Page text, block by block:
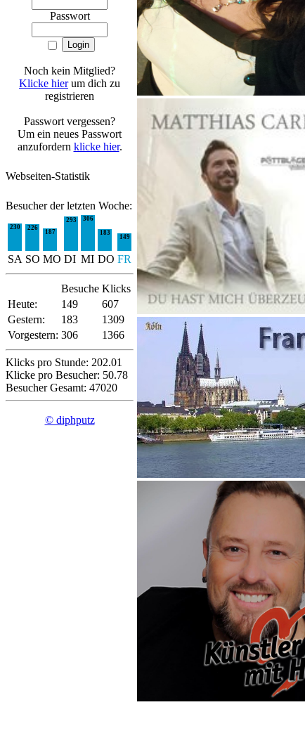
Passwort
Noch kein Mitglied?
Klicke hierum dich zu
registrieren
Passwort vergessen?
Um ein neues Passwort
anzufordern klicke hier.
Webseiten-Statistik
Besucher der letzten Woche:
230 226
187
293
306
183
149
SA SO MO DI MI DO FR
Besuche Klicks
Heute:
149
607
Gestern:
183
1309
Vorgestern: 306 1366
Klicks pro Stunde: 202.01
Klicke pro Besucher: 50.78
Besucher Gesamt: 47020
© diphputz